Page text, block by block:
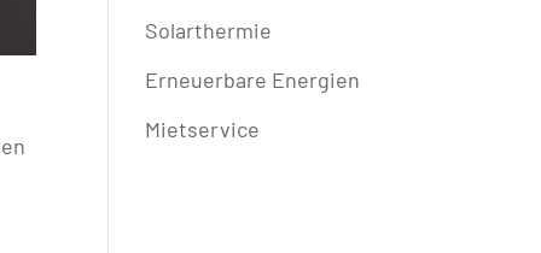
Solarthermie
Erneuerbare Energien
Mietservice